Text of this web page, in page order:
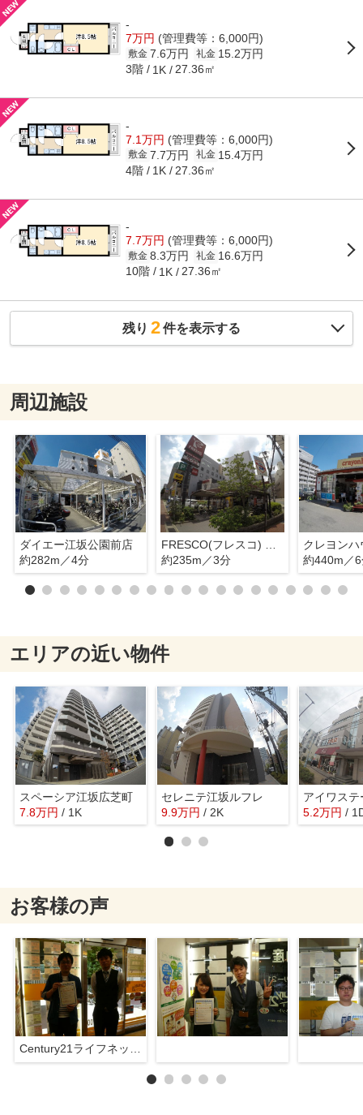
-
7万円 (管理費等：6,000円)
敷金 7.6万円 礼金 15.2万円
3階 1K 27.36㎡
-
7.1万円 (管理費等：6,000円)
敷金 7.7万円 礼金 15.4万円
4階 1K 27.36㎡
-
7.7万円 (管理費等：6,000円)
敷金 8.3万円 礼金 16.6万円
10階 1K 27.36㎡
残り 2件を表示する
周辺施設
ダイエー江坂公園前店
約282m／4分
約235m／3分
約440m／
エリアの近い物件
スペーシア江坂広芝町
7.8万円 / 1K
セレニテ江坂ルフレ
9.9万円 / 2K 5.2万円 /
お客様の声